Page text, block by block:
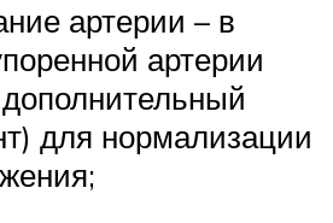
артерии – в
артерии
для нормализации